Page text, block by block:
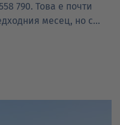
790. Това е почти
месец, но с…